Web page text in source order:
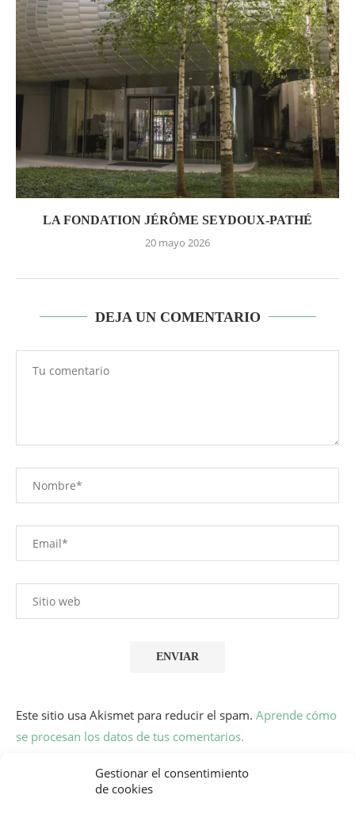
Gestionar el consentimiento
de cookies
LA FONDATION JÉRÔME SEYDOUX-PATHÉ
20 mayo 2026
DEJA UN COMENTARIO
Este sitio usa Akismet para reducir el spam. Aprende cómo
se procesan los datos de tus comentarios.